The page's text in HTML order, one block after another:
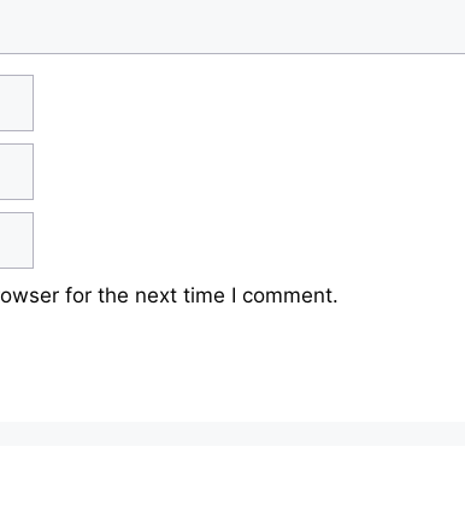
for the next time I comment.